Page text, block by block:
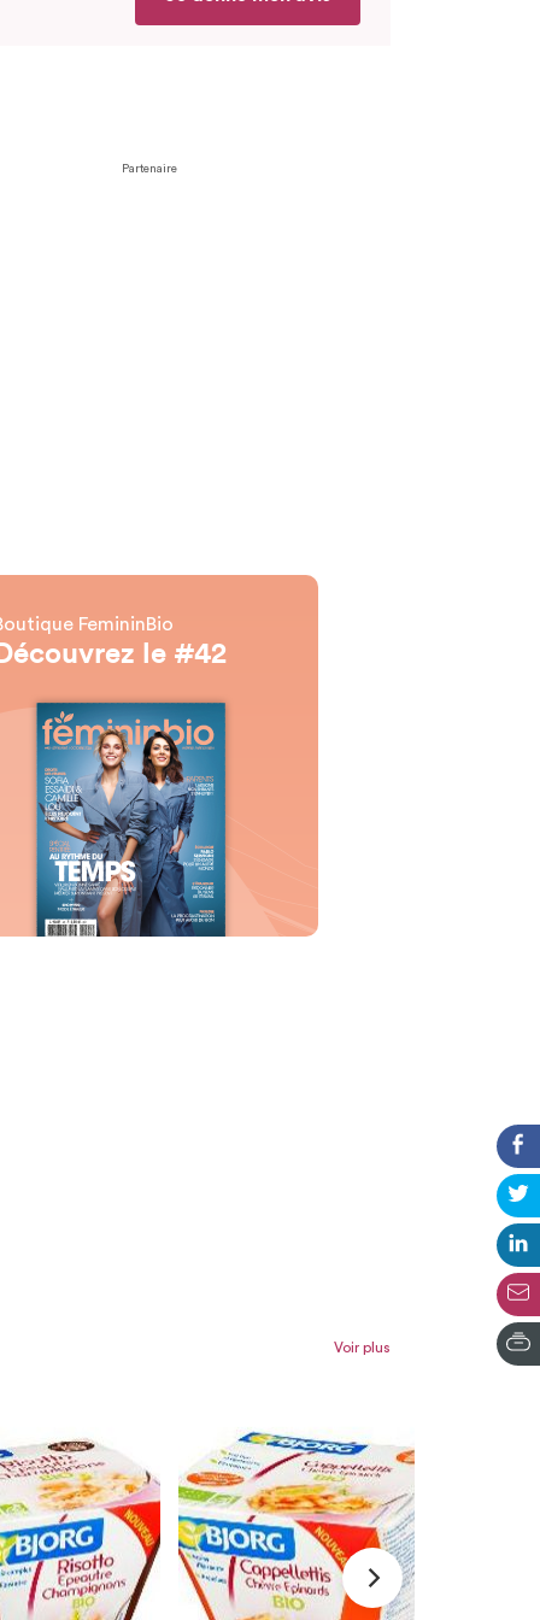
Partenaire
FemininBio
Découvrez le #42
Voir plus